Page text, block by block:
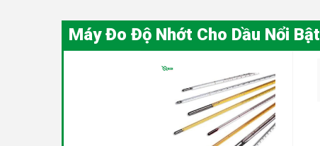
Máy Đo Độ Nhớt Cho Dầu Nổi Bật